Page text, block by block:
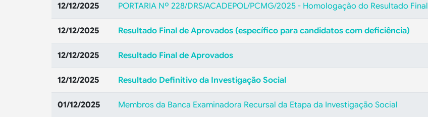
12/12/2025 PORTARIA Nº 228/DRS/ACADEPOL/PCMG/2025 - Homologação do Resultado Final
12/12/2025 Resultado Final de Aprovados (específico para candidatos com deficiência)
12/12/2025 Resultado Final de Aprovados
12/12/2025 Resultado Definitivo da Investigação Social
01/12/2025 Membros da Banca Examinadora Recursal da Etapa da Investigação Social